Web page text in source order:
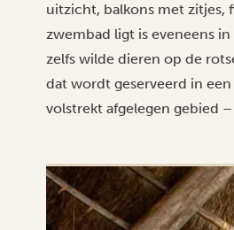
uitzicht, balkons met zitjes,
zwembad ligt is eveneens
zelfs wilde dieren op de
dat wordt geserveerd in
volstrekt afgelegen gebied